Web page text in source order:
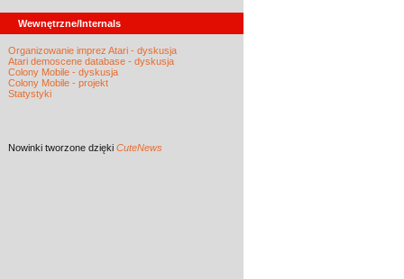
Wewnętrzne/Internals
Organizowanie imprez Atari - dyskusja
Atari demoscene database - dyskusja
Colony Mobile - dyskusja
Colony Mobile - projekt
Statystyki
Nowinki tworzone dzięki CuteNews